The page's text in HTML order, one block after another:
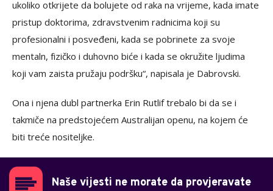
ukoliko otkrijete da bolujete od raka na vrijeme, kada imate
pristup doktorima, zdravstvenim radnicima koji su
profesionalni i posveđeni, kada se pobrinete za svoje
mentaln, fizičko i duhovno biće i kada se okružite ljudima
koji vam zaista pružaju podršku“, napisala je Dabrovski.
Ona i njena dubl partnerka Erin Rutlif trebalo bi da se i
takmiče na predstojećem Australijan openu, na kojem će
biti treće nositeljke.
Naše vijesti ne morate da provjeravate